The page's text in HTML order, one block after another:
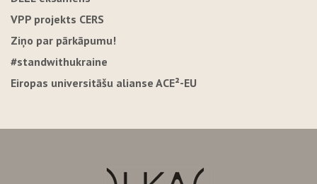
VPP projekts CERS
Ziņo par pārkāpumu!
#standwithukraine
Eiropas universitāšu alianse ACE²-EU